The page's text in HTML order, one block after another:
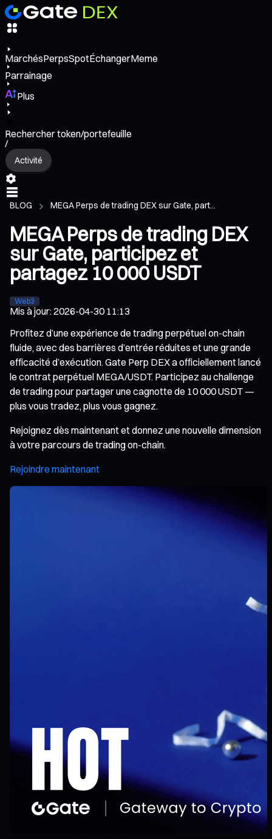
MarchésPerpsSpotÉchangerMeme
Parrainage
Plus
Rechercher token/portefeuille
/
Activité
BLOG MEGA Perps de trading DEX sur Gate, part...
MEGA Perps de trading DEX
sur Gate, participez et
partagez 10 000 USDT
Web3
Mis à jour:2026-04-30 11:13
Profitez d’une expérience de trading perpétuel on-chain
fluide, avec des barrières d’entrée réduites et une grande
efficacité d’exécution. Gate Perp DEX a officiellement lancé
le contrat perpétuel MEGA/USDT. Participez au challenge
de trading pour partager une cagnotte de 10 000 USDT —
plus vous tradez, plus vous gagnez.
Rejoignez dès maintenant et donnez une nouvelle dimension
à votre parcours de trading on-chain.
Rejoindre maintenant